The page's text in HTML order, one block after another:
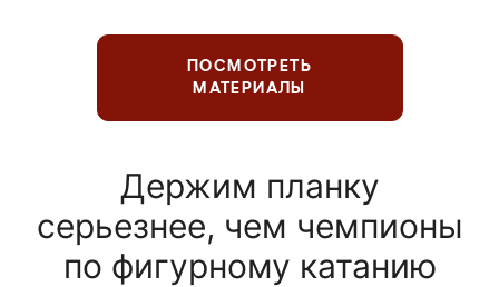
ПОСМОТРЕТЬ
МАТЕРИАЛЫ
Держим планку
серьезнее, чем чемпионы
по фигурному катанию